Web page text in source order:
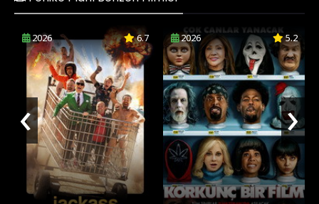
2026 6.7 2026 5.2
‹ ›